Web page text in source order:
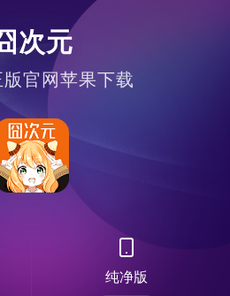
次元
版官网苹果下载
纯净版